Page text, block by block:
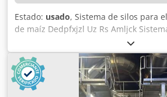
Estado: usado, Sistema de silos para
de maíz Dedpfxjzl Uz Rs Amljck
procesamiento para copos de maíz,
en una estructura de acero e
Características: * 8 silos de
* Transportadores * Celdas de carga *